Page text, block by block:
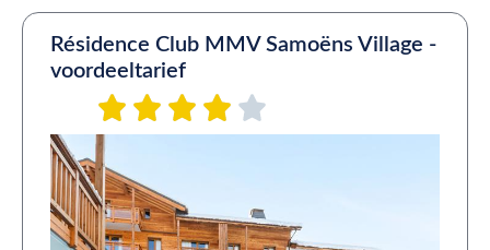
Résidence Club MMV Samoëns Village -
voordeeltarief